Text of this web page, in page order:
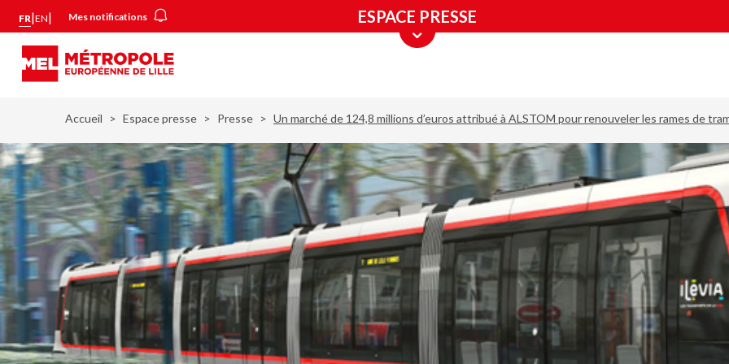
principal
FR|EN| Mes notifications ESPACE PRESSE
Accueil Espace presse Presse Un marché de 124,8 millions d’euros attribué à ALSTOM pour renouveler les rames de
Panneau de gestion des cookies